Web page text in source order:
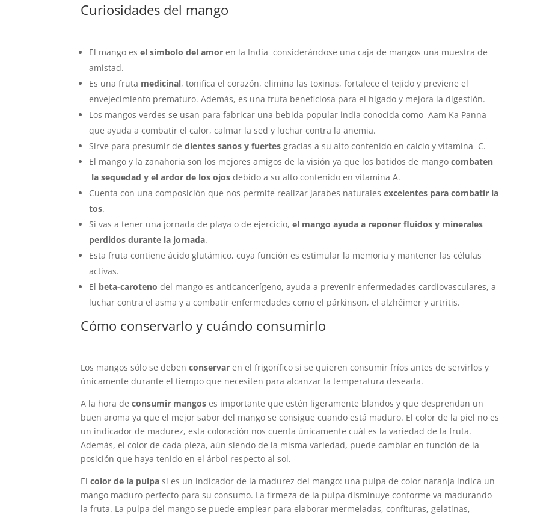
Curiosidades del mango
El mango esel símbolo del amor en la India considerándose una caja de mangos una muestra de
amistad.
Es una fruta medicinal, tonifica el corazón, elimina las toxinas, fortalece el tejido y previene el
envejecimiento prematuro. Además, es una fruta beneficiosa para el hígado y mejora la digestión.
Los mangos verdes se usan para fabricar una bebida popular india conocida como Aam Ka Panna
que ayuda a combatir el calor, calmar la sed y luchar contra la anemia.
Sirve para presumir dedientes sanos y fuertes gracias a su alto contenido en calcio y vitamina C.
El mango y la zanahoria son los mejores amigos de la visión ya que los batidos de mangocombaten
la sequedad y el ardor de los ojos debido a su alto contenido en vitamina A.
Cuenta con una composición que nos permite realizar jarabes naturalesexcelentes para combatir la
tos.
Si vas a tener una jornada de playa o de ejercicio,el mango ayuda a reponer fluidos y minerales
perdidos durante la jornada.
Esta fruta contiene ácido glutámico, cuya función es estimular la memoria y mantener las células
activas.
El beta-caroteno del mango es anticancerígeno, ayuda a prevenir enfermedades cardiovasculares, a
luchar contra el asma y a combatir enfermedades como el párkinson, el alzhéimer y artritis.
Cómo conservarlo y cuándo consumirlo
Los mangos sólo se debenconservar en el frigorífico si se quieren consumir fríos antes de servirlos y
únicamente durante el tiempo que necesiten para alcanzar la temperatura deseada.
A la hora deconsumir mangos es importante que estén ligeramente blandos y que desprendan un
buen aroma ya que el mejor sabor del mango se consigue cuando está maduro. El color de la piel no es
un indicador de madurez, esta coloración nos cuenta únicamente cuál es la variedad de la fruta.
Además, el color de cada pieza, aún siendo de la misma variedad, puede cambiar en función de la
posición que haya tenido en el árbol respecto al sol.
Elcolor de la pulpa sí es un indicador de la madurez del mango: una pulpa de color naranja indica un
mango maduro perfecto para su consumo. La firmeza de la pulpa disminuye conforme va madurando
la fruta. La pulpa del mango se puede emplear para elaborar mermeladas, confituras, gelatinas,